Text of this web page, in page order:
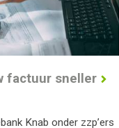
factuur sneller
Knab onder zzp’ers